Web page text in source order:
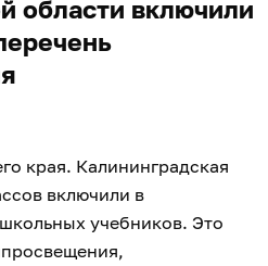
области включили
края. Калининградская
включили в
учебников. Это